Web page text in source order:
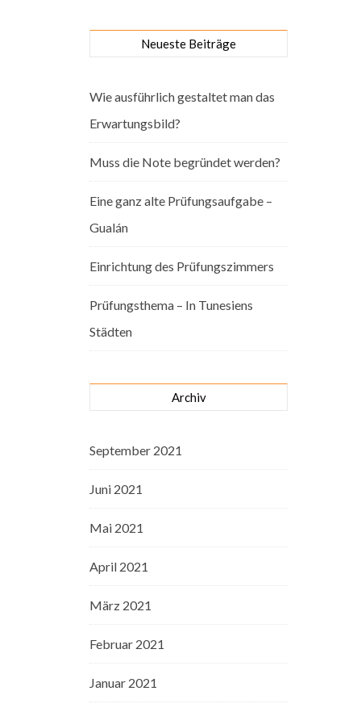
Neueste Beiträge
Wie ausführlich gestaltet man das
Erwartungsbild?
Muss die Note begründet werden?
Eine ganz alte Prüfungsaufgabe –
Gualán
Einrichtung des Prüfungszimmers
Prüfungsthema – In Tunesiens
Städten
Archiv
September 2021
Juni 2021
Mai 2021
April 2021
März 2021
Februar 2021
Januar 2021